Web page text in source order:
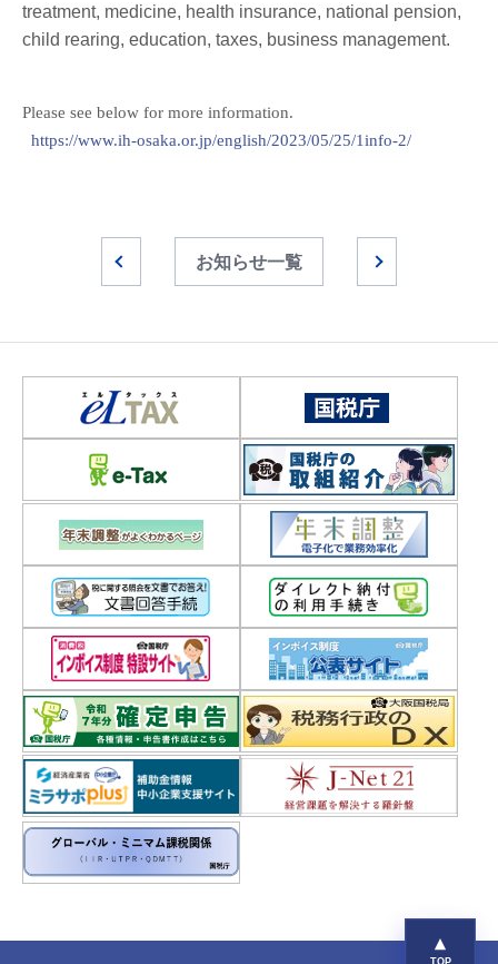
treatment, medicine, health insurance, national pension,
child rearing, education, taxes, business management.
Please see below for more information.
https://www.ih-osaka.or.jp/english/2023/05/25/1info-2/
お知らせ一覧